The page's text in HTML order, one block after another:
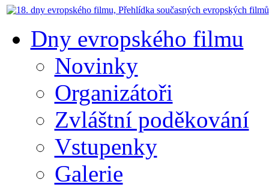
Dny evropského filmu
Novinky
Organizátoři
Zvláštní poděkování
Vstupenky
Galerie